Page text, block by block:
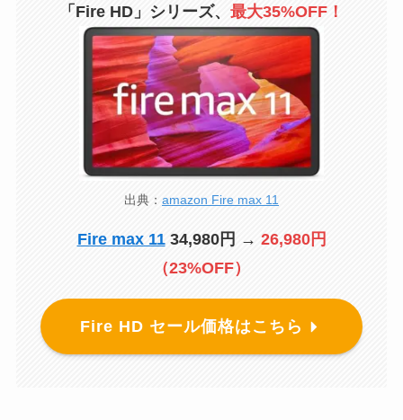
「Fire HD」シリーズ、 最大35%OFF！
出典： amazon Fire max 11
Fire max 1134,980円 → 26,980円
（23%OFF）
Fire HD セール価格はこちら